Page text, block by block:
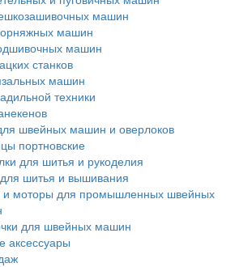
машин
машин
машин
станков
машин
техники
швейных машин и оверлоков
портновские
для шитья и рукоделия
шитья и вышивания
и моторы для промышленных швейных
для швейных машин
аксессуары